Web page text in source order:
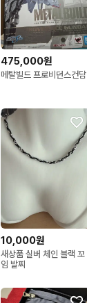
475,000원
메탈빌드 프로비던스건담
10,000원
새상품 실버 체인 블랙 꼬
임 발찌